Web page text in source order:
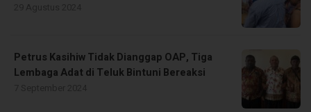
Petrus Kasihiw Tidak Dianggap OAP, Tiga
Lembaga Adat di Teluk Bintuni Bereaksi